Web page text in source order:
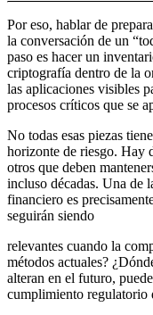
Por eso, hablar de
la conversación de un
paso es hacer un
criptografía dentro de la
las aplicaciones visibles
procesos críticos que se
No todas esas piezas
horizonte de riesgo. Hay
otros que deben
incluso décadas. Una de
financiero es
seguirán siendo
relevantes cuando la
métodos actuales?
alteran en el futuro,
cumplimiento regulatorio